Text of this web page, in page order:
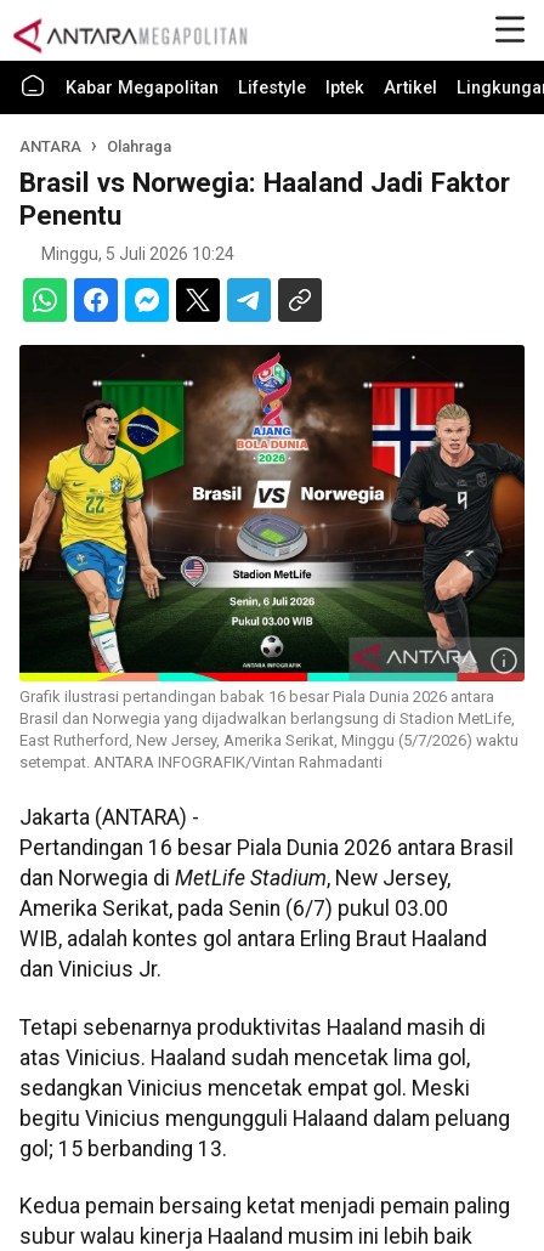
Kabar Megapolitan Lifestyle Iptek Artikel
ANTARA Olahraga
Brasil vs Norwegia: Haaland Jadi Faktor
Penentu
Minggu, 5 Juli 2026 10:24
Grafik ilustrasi pertandingan babak 16 besar Piala Dunia 2026 antara
Brasil dan Norwegia yang dijadwalkan berlangsung di Stadion MetLife,
East Rutherford, New Jersey, Amerika Serikat, Minggu (5/7/2026) waktu
setempat. ANTARA INFOGRAFIK/Vintan Rahmadanti
Jakarta (ANTARA) -
Pertandingan 16 besar Piala Dunia 2026 antara Brasil
dan Norwegia di MetLife Stadium, New Jersey,
Amerika Serikat, pada Senin (6/7) pukul 03.00
WIB, adalah kontes gol antara Erling Braut Haaland
dan Vinicius Jr.
Tetapi sebenarnya produktivitas Haaland masih di
atas Vinicius. Haaland sudah mencetak lima gol,
sedangkan Vinicius mencetak empat gol. Meski
begitu Vinicius mengungguli Halaand dalam peluang
gol; 15 berbanding 13.
Kedua pemain bersaing ketat menjadi pemain paling
subur walau kinerja Haaland musim ini lebih baik